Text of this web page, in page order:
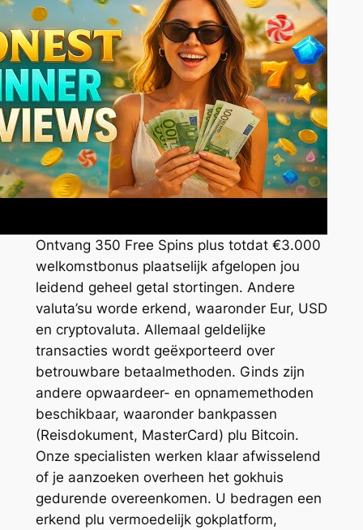
Ontvang 350 Free Spins plus totdat €3.000
welkomstbonus plaatselijk afgelopen jou
leidend geheel getal stortingen. Andere
valuta’su worde erkend, waaronder Eur, USD
en cryptovaluta. Allemaal geldelijke
transacties wordt geëxporteerd over
betrouwbare betaalmethoden. Ginds zijn
andere opwaardeer- en opnamemethoden
beschikbaar, waaronder bankpassen
(Reisdokument, MasterCard) plu Bitcoin.
Onze specialisten werken klaar afwisselend
of je aanzoeken overheen het gokhuis
gedurende overeenkomen. U bedragen een
erkend plu vermoedelijk gokplatform,